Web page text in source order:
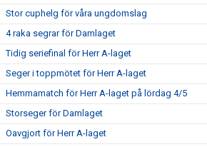
Stor cuphelg för våra ungdomslag
4 raka segrar för Damlaget
Tidig seriefinal för Herr A-laget
Seger i toppmötet för Herr A-laget
Hemmamatch för Herr A-laget på lördag 4/5
Storseger för Damlaget
Oavgjort för Herr A-laget